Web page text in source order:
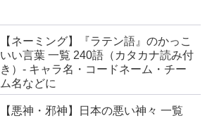
【ネーミング】『ラテン語』のかっこ
いい言葉 一覧 240語（カタカナ読み付
き）- キャラ名・コードネーム・チー
ム名などに
【悪神・邪神】日本の悪い神々 一覧